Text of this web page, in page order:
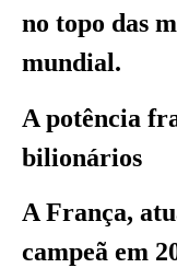
no topo das
mundial.
A potência
bilionários
A França,
campeã em